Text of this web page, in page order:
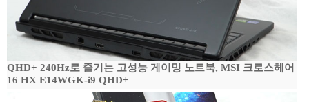
QHD+ 240Hz로 즐기는 고성능 게이밍 노트북, MSI 크로스헤어
16 HX E14WGK-i9 QHD+